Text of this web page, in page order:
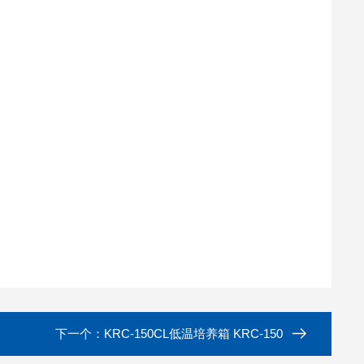
下一个： KRC-150CL低温培养箱 KRC-150